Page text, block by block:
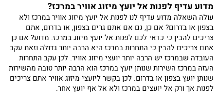
מדוע עדיף לפנות אל יועץ מיזוג אוויר במרכז?
עולה השאלה מדוע עדיף לנו לפנות אל יועץ מיזוג אוויר במרכז ולא
בצפון או בדרום? אם כן, גם אם אתם גרים בצפון, או בדרום, אתם
צריכים להבין כי כדאי לכם לפנות אל יועץ מיזוג במרכז. מדוע? אם כן
אתם צריכים להבין כי התחרות במרכז היא הרבה יותר גדולה וזאת עקב
העובדה שבמרכז יש הרבה יותר יועצי מיזוג אוויר. לכן עקב התחרות
העזה במרכז השירות שנותן יועץ במרכז הוא הרבה יותר טובה מהשירות
שנותן יועץ בצפון או בדרום. לכן בקשר ליועצי מיזוג אוויר אתם צריכים
לפנות אך ורק אל יועצים במרכז ולא אל אף יועץ אחר.